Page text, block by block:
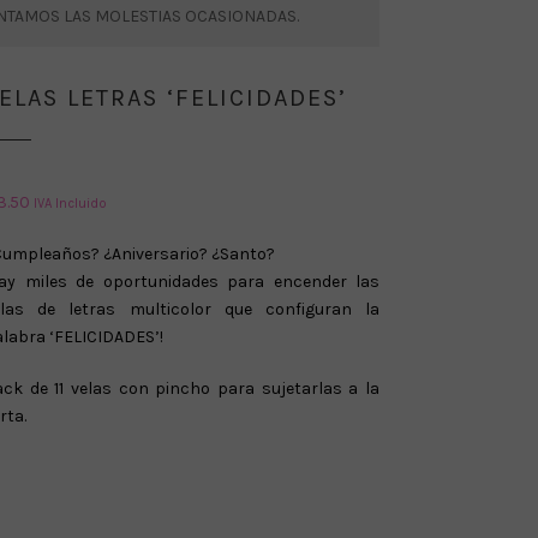
LAS MOLESTIAS OCASIONADAS.
LETRAS ‘FELICIDADES’
IVA Incluido
¿Aniversario? ¿Santo?
miles de oportunidades para encender las
de letras multicolor que configuran la
‘FELICIDADES’!
de 11 velas con pincho para sujetarlas a la